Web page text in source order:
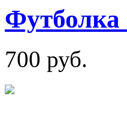
Футболка
700 руб.